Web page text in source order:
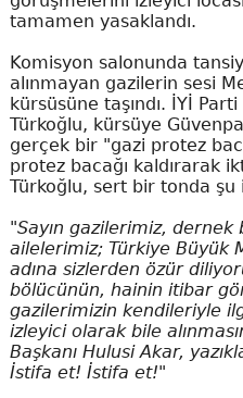
tamamen yasaklandı.
Komisyon salonunda
alınmayan gazilerin sesi
kürsüsüne taşındı. İYİ
Türkoğlu, kürsüye
gerçek bir "gazi protez
protez bacağı kaldırarak
Türkoğlu, sert bir tonda şu
"Sayın gazilerimiz, dernek
ailelerimiz; Türkiye Büyük
adına sizlerden özür
bölücünün, hainin itibar
gazilerimizin kendileriyle
izleyici olarak bile
Başkanı Hulusi Akar,
İstifa et! İstifa et!"